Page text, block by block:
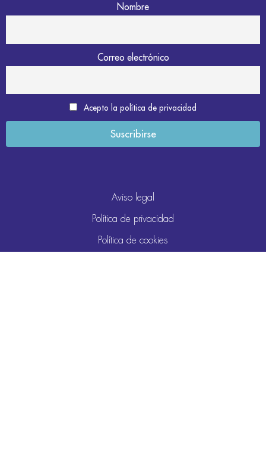
Nombre
Correo electrónico
Acepto la política de privacidad
Aviso legal
Política de privacidad
Política de cookies